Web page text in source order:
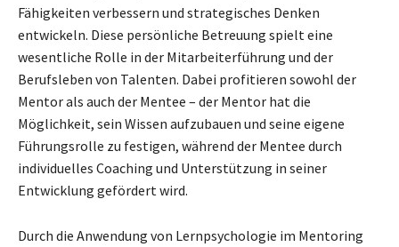
Fähigkeiten verbessern und strategisches Denken
entwickeln. Diese persönliche Betreuung spielt eine
wesentliche Rolle in der Mitarbeiterführung und der
Berufsleben von Talenten. Dabei profitieren sowohl der
Mentor als auch der Mentee – der Mentor hat die
Möglichkeit, sein Wissen aufzubauen und seine eigene
Führungsrolle zu festigen, während der Mentee durch
individuelles Coaching und Unterstützung in seiner
Entwicklung gefördert wird.
Durch die Anwendung von Lernpsychologie im Mentoring